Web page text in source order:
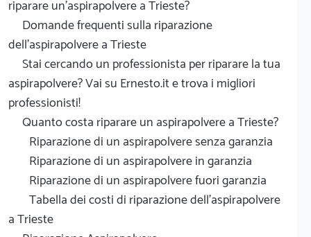
riparare un'aspirapolvere a Trieste?
Domande frequenti sulla riparazione
dell'aspirapolvere a Trieste
Stai cercando un professionista per riparare la tua
aspirapolvere? Vai su Ernesto.it e trova i migliori
professionisti!
Quanto costa riparare un aspirapolvere a Trieste?
Riparazione di un aspirapolvere senza garanzia
Riparazione di un aspirapolvere in garanzia
Riparazione di un aspirapolvere fuori garanzia
Tabella dei costi di riparazione dell'aspirapolvere
a Trieste